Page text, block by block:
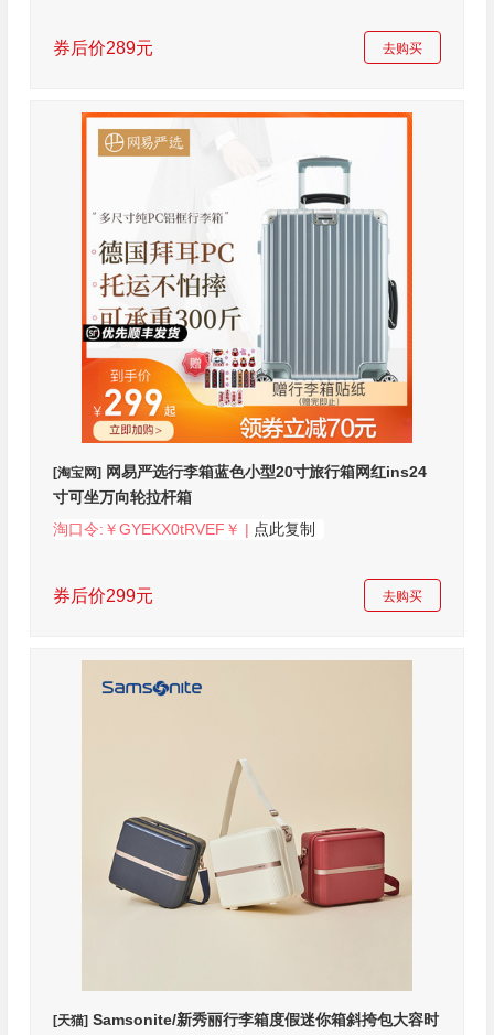
券后价289元 去购买
[淘宝网]网易严选行李箱蓝色小型20寸旅行箱网红ins24
寸可坐万向轮拉杆箱
淘口令:￥GYEKX0tRVEF￥ | 点此复制
券后价299元 去购买
[天猫]Samsonite/新秀丽行李箱度假迷你箱斜挎包大容时